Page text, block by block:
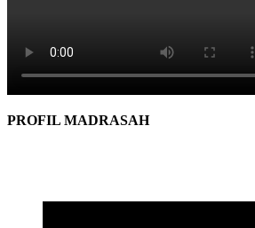
PROFIL MADRASAH